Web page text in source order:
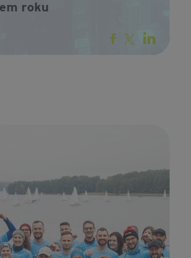
roku